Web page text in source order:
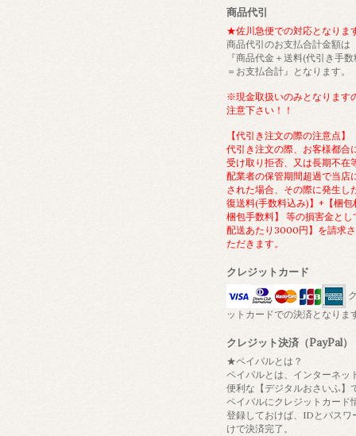
商品代引
★佐川急便での対応となりま
商品代引のお支払合計金額は
『商品代金＋送料(代引き手
＝お支払合計』となります。
※現金取扱いのみとなります
注意下さい！！
【代引き注文の際の注意点】
代引き注文の際、お客様都合
受け取り拒否、又は長期不在
配業者の保管期間超過で当店
された場合、その際に発生し
復送料(手数料込み)】+【梱包
梱包手数料】 等の損害金とし
配送あたり3000円】を請求
ただきます。
クレジットカード
ットカードでの決済となりま
クレジット決済（PayPal）
★ペイパルとは？
ペイパルとは、インターネッ
便利な【デジタルおさいふ】
ペイパルにクレジットカード
登録しておけば、IDとパスワ
けで決済完了。